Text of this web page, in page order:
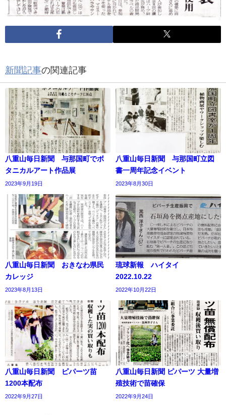
新聞記事の関連記事
八重山毎日新聞 与那国町でボ
タニカルアート作品展
2023年9月19日
八重山毎日新聞 与那国町立図
書一周年記念イベント
2023年8月30日
八重山毎日新聞 おきなわ県民
カレッジ
2023年8月13日
琉球新報 ハイタイ
2022.10.22
2022年10月22日
八重山毎日新聞 ピパーツ苗
1200本配布
2022年9月27日
八重山毎日新聞 ピパーツ 大量増
殖技術で苗確保
2022年9月24日